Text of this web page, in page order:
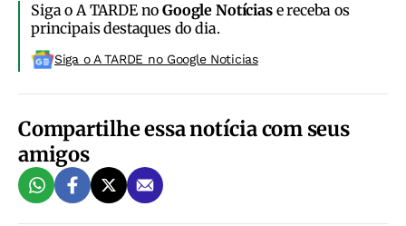
Siga o A TARDE noGoogle Notíciase receba os
principais destaques do dia.
Siga o A TARDE no Google Noticias
Compartilhe essa notícia com seus
amigos